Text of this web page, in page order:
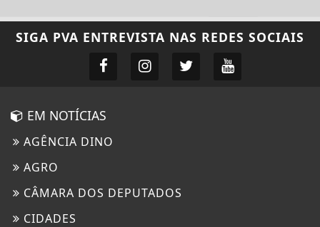
SIGA PVA ENTREVISTA NAS REDES SOCIAIS
EM NOTÍCIAS
AGÊNCIA DINO
AGRO
CÂMARA DOS DEPUTADOS
CIDADES